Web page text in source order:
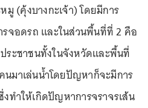
มู (คุ้งบางกะเจ้า) โดยมีการ
รจอดรถ และในส่วนพื้นที่ที่ 2 คือ
ระชาชนทั้งในจังหวัดและพื้นที่
นมาเล่นน้ำโดยปัญหาก็จะมีการ
ทำให้เกิดปัญหาการจราจรเส้น